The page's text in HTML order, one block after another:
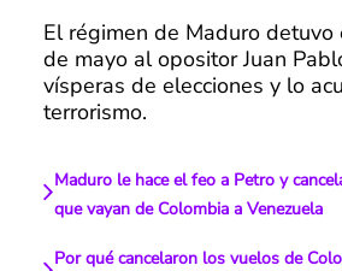
El régimen de Maduro detuvo
de mayo al opositor Juan
vísperas de elecciones y lo
terrorismo.
Maduro le hace el feo a Petro y
que vayan de Colombia a Venezuela
Por qué cancelaron los vuelos de